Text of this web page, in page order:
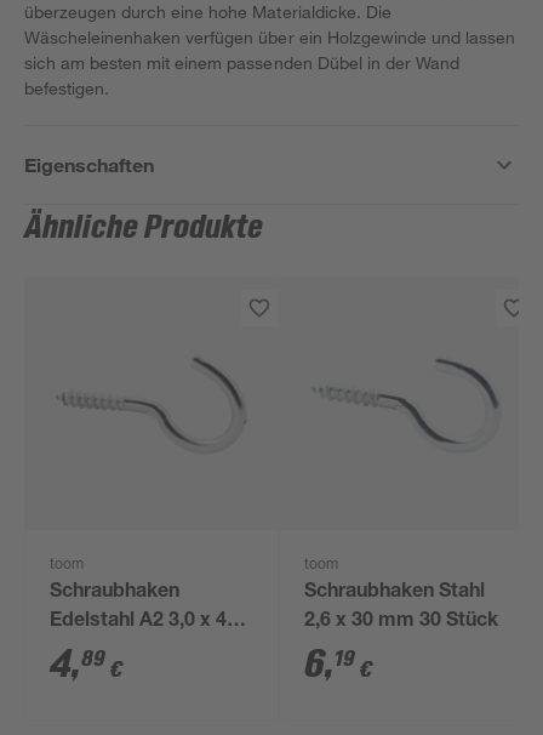
überzeugen durch eine hohe Materialdicke. Die
Wäscheleinenhaken verfügen über ein Holzgewinde und lassen
sich am besten mit einem passenden Dübel in der Wand
befestigen.
Eigenschaften
Ähnliche Produkte
toom
Schraubhaken
Edelstahl A2 3,0 x 40
mm 4 Stück
4,89 €
toom
Schraubhaken Stahl
2,6 x 30 mm 30 Stück
6,19 €